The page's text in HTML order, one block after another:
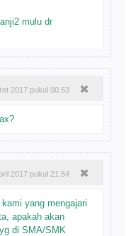
mulu dr
2017 pukul 00.53
2017 pukul 21.54
yang mengajari
apakah akan
di SMA/SMK